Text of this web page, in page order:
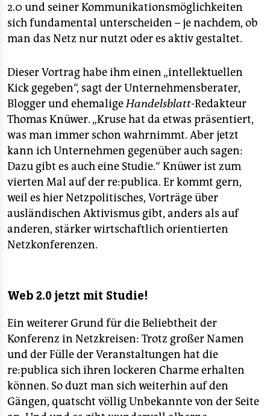
2.0 und seiner Kommunikationsmöglichkeiten
sich fundamental unterscheiden – je nachdem, ob
man das Netz nur nutzt oder es aktiv gestaltet.
Dieser Vortrag habe ihm einen „intellektuellen
Kick gegeben“, sagt der Unternehmensberater,
Blogger und ehemaligeHandelsblatt-Redakteur
Thomas Knüwer. „Kruse hat da etwas präsentiert,
was man immer schon wahrnimmt. Aber jetzt
kann ich Unternehmen gegenüber auch sagen:
Dazu gibt es auch eine Studie.“ Knüwer ist zum
vierten Mal auf der re:publica. Er kommt gern,
weil es hier Netzpolitisches, Vorträge über
ausländischen Aktivismus gibt, anders als auf
anderen, stärker wirtschaftlich orientierten
Netzkonferenzen.
Web 2.0 jetzt mit Studie!
Ein weiterer Grund für die Beliebtheit der
Konferenz in Netzkreisen: Trotz großer Namen
und der Fülle der Veranstaltungen hat die
re:publica sich ihren lockeren Charme erhalten
können. So duzt man sich weiterhin auf den
Gängen, quatscht völlig Unbekannte von der Seite